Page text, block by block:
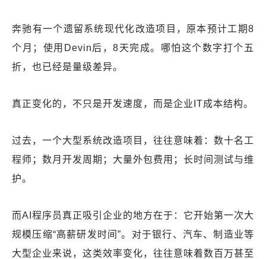
奔驰有一个遗留系统现代化改造项目，原本预计工期8
个月；使用Devin后，8天完成。哪怕这个数字打个五
折，也已经是量级差异。
真正变化的，不只是开发速度，而是企业IT成本结构。
过去，一个大型系统改造项目，往往意味着：数十名工
程师；数月开发周期；大量外包费用；长时间测试与维
护。
而AI程序员真正吸引企业的地方在于：它开始第一次大
规模压缩“高薪研发时间”。对于银行、汽车、制造业等
大型企业来说，这类效率变化，往往意味着数百万甚至